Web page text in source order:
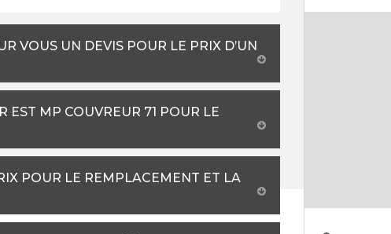
VOUS UN DEVIS POUR LE PRIX D’UN
EST MP COUVREUR 71 POUR LE
POUR LE REMPLACEMENT ET LA